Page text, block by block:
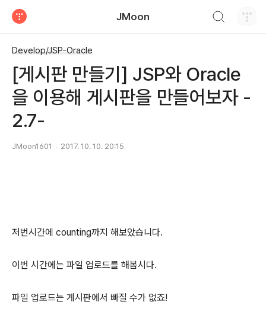
JMoon
Develop/JSP-Oracle
[게시판 만들기] JSP와 Oracle
을 이용해 게시판을 만들어보자 -
2.7-
JMoon1601 2017. 10. 10. 20:15
저번시간에 counting까지 해보았습니다.
이번 시간에는 파일 업로드를 해봅시다.
파일 업로드는 게시판에서 빠질 수가 없죠!